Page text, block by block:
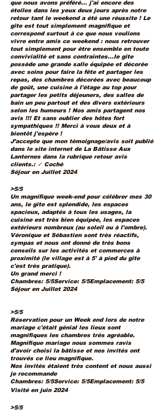
que nous avons préféré... j'ai encore des
étoiles dans les yeux deux jours après notre
retour tant le weekend a été une réussite ! Le
gîte est tout simplement magnifique et
correspond surtout à ce que nous voulions
vivre entre amis ce weekend : nous retrouver
tout simplement pour être ensemble en toute
convivialité et sans contraintes...le gîte
possède une grande salle équipée et décorée
avec soins pour faire la fête et partager les
repas, des chambres décorées avec beaucoup
de goût, une cuisine à l'étage au top pour
partager les petits déjeuners, des salles de
bain un peu partout et des divers extérieurs
selon les humeurs ! Nos amis partagent nos
avis !!! Et sans oublier des hôtes fort
sympathiques !! Merci à vous deux et à
bientôt j'espère !
J’accepte que mon témoignage/avis soit publié
dans le site internet de La Bâtisse Aux
Lanternes dans la rubrique retour avis
clients.: ✓ Coché
Séjour en Juillet 2024
>5/5
Un magnifique week-end pour célébrer mes 30
ans, le gîte est splendide, les espaces
spacieux, adaptés à tous les usages, la
cuisine est très bien équipée, les espaces
extérieurs nombreux (au soleil ou à l'ombre).
Véronique et Sébastien sont très réactifs,
sympas et nous ont donné de très bons
conseils sur les activités et commerces à
proximité (le village est à 5' à pied du gîte
c'est très pratique).
Un grand merci !
Chambres: 5/5Service: 5/5Emplacement: 5/5
Séjour en Juillet 2024
>5/5
Réservation pour un Week end lors de notre
mariage c'était génial les lieux sont
magnifiques les chambres très agréable.
Magnifique mariage nous sommes ravis
d'avoir choisi la bâtisse et nos invités ont
trouvés ce lieu magnifique.
Nos invités étaient très content et nous aussi
je recommande
Chambres: 5/5Service: 5/5Emplacement: 5/5
Visité en juin 2024
>5/5